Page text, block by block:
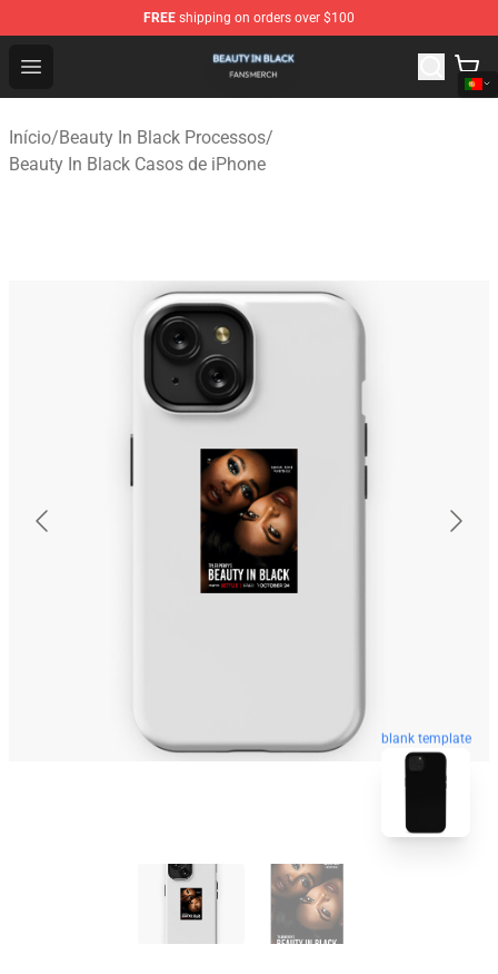
FREE shipping on orders over $100
Open menu
Beauty In Black Shop - Official Beauty In Black
Início/Beauty In Black Processos/
Beauty In Black Casos de iPhone
blank template